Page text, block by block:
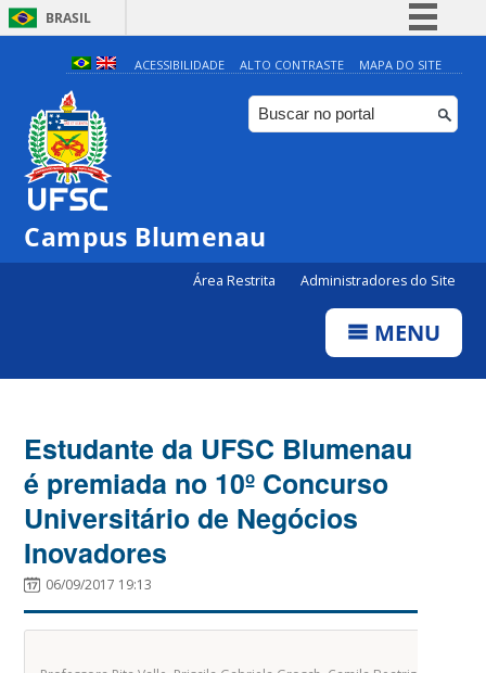
BRASIL
Simplifique!
Comunica BR
Participe
ACESSIBILIDADE ALTO CONTRASTE MAPA DO SITE
Campus Blumenau
Área Restrita Administradores do Site
MENU
Estudante da UFSC Blumenau
é premiada no 10º Concurso
Universitário de Negócios
Inovadores
06/09/2017 19:13